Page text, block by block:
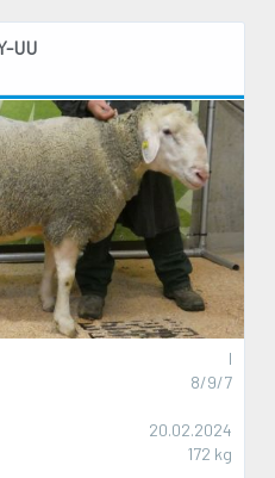
UU
I
8/9/7
20.02.2024
172 kg